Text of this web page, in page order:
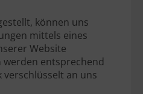
können uns
mittels eines
Website
entsprechend
verschlüsselt an uns